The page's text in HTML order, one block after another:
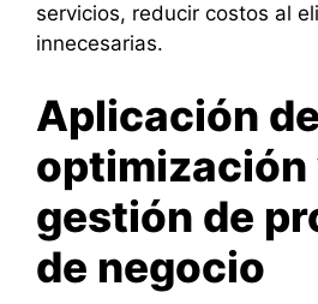
servicios, reducir costos al
innecesarias.
Aplicación
optimización
gestión de
de negocio